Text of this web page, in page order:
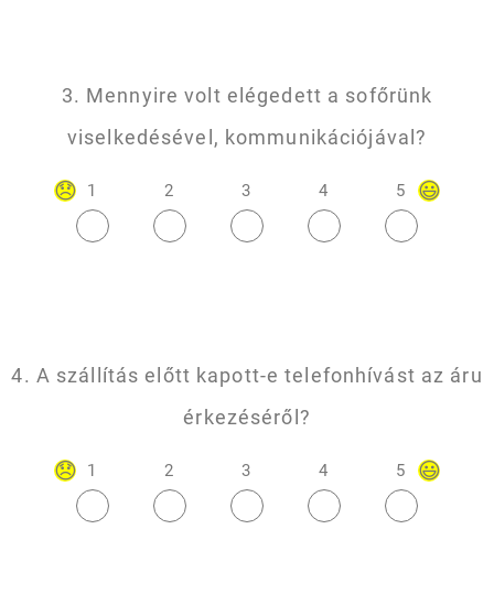
3. Mennyire volt elégedett a sofőrünk
viselkedésével, kommunikációjával?
1 2 3 4 5
4. A szállítás előtt kapott-e telefonhívást az áru
érkezéséről?
1 2 3 4 5